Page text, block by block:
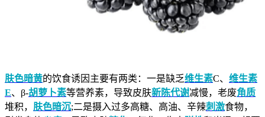
肤色暗黄的饮食诱因主要有两类：一是缺乏维生素C、 维生素
E、β-胡萝卜素等营养素，导致皮肤新陈代谢减慢，老废角质
堆积， 肤色暗沉;二是摄入过多高糖、高油、辛辣刺激食物，